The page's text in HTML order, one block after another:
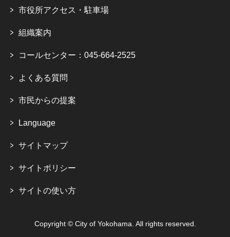
市役所アクセス・駐車場
組織案内
コールセンター：045-664-2525
よくある質問
市民からの提案
Language
サイトマップ
サイトポリシー
サイトの使い方
Copyright © City of Yokohama. All rights reserved.